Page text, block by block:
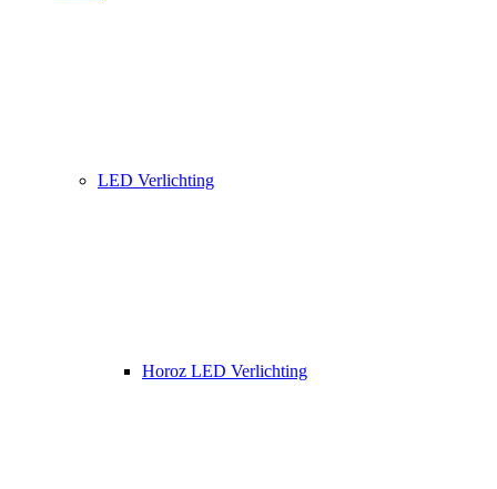
LED Verlichting
Horoz LED Verlichting